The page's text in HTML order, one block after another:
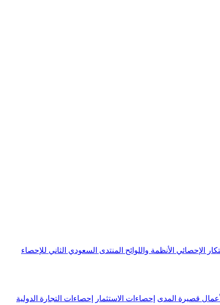
الإحصائي الأنظمة واللوائح المنتدى السعودي الثاني للإحصاء
قصيرة المدى إحصاءات الاستثمار إحصاءات التجارة الدولية